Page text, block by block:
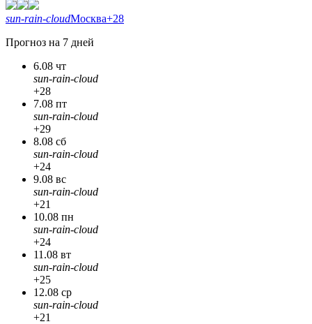
sun-rain-cloudМосква+28
Прогноз на 7 дней
6.08 чт
sun-rain-cloud
+28
7.08 пт
sun-rain-cloud
+29
8.08 сб
sun-rain-cloud
+24
9.08 вс
sun-rain-cloud
+21
10.08 пн
sun-rain-cloud
+24
11.08 вт
sun-rain-cloud
+25
12.08 ср
sun-rain-cloud
+21